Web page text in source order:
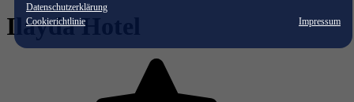
Datenschutzerklärung
Cookierichtlinie
Impressum
Ilayda Hotel